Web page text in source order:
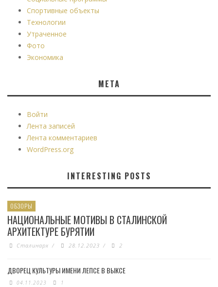
Спортивные объекты
Технологии
Утраченное
Фото
Экономика
МЕТА
Войти
Лента записей
Лента комментариев
WordPress.org
INTERESTING POSTS
ОБЗОРЫ
НАЦИОНАЛЬНЫЕ МОТИВЫ В СТАЛИНСКОЙ
АРХИТЕКТУРЕ БУРЯТИИ
Сталинарх / 28.12.2023 / 2
ДВОРЕЦ КУЛЬТУРЫ ИМЕНИ ЛЕПСЕ В ВЫКСЕ
04.11.2023 1